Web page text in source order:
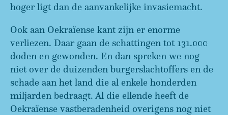
hoger ligt dan de aanvankelijke invasiemacht.
Ook aan Oekraïense kant zijn er enorme
verliezen. Daar gaan de schattingen tot 131.000
doden en gewonden. En dan spreken we nog
niet over de duizenden burgerslachtoffers en de
schade aan het land die al enkele honderden
miljarden bedraagt. Al die ellende heeft de
Oekraïense vastberadenheid overigens nog niet